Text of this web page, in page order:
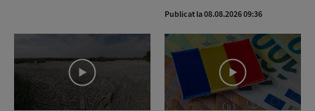
Publicat la 08.08.2026 09:36